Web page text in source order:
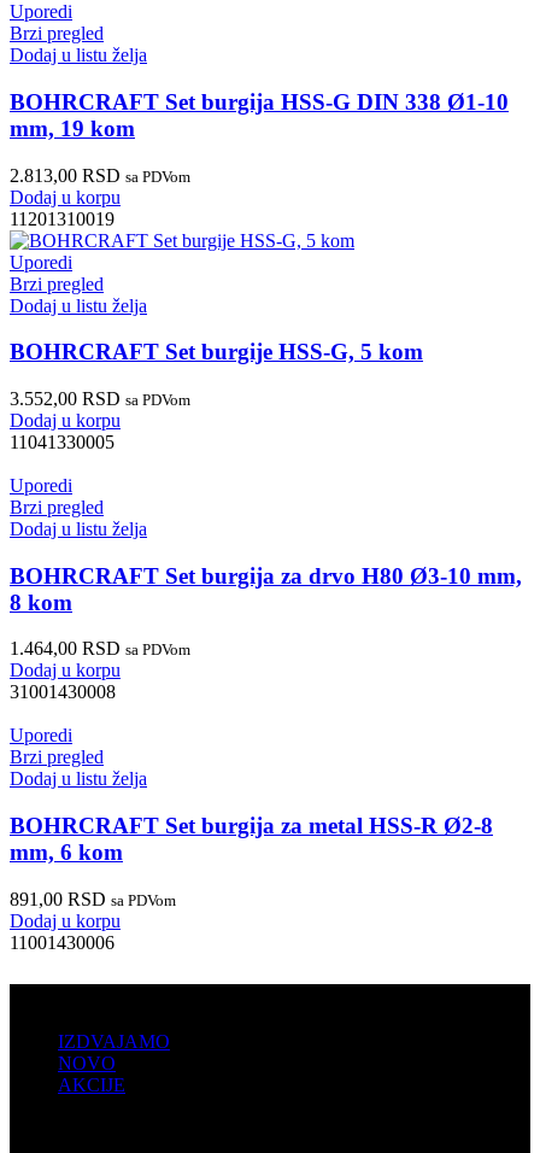
Uporedi
Brzi pregled
Dodaj u listu želja
BOHRCRAFT Set burgija HSS-G DIN 338 Ø1-10
mm, 19 kom
2.813,00 RSD sa PDVom
Dodaj u korpu
11201310019
Uporedi
Brzi pregled
Dodaj u listu želja
BOHRCRAFT Set burgije HSS-G, 5 kom
3.552,00 RSD sa PDVom
Dodaj u korpu
11041330005
Uporedi
Brzi pregled
Dodaj u listu želja
BOHRCRAFT Set burgija za drvo H80 Ø3-10 mm,
8 kom
1.464,00 RSD sa PDVom
Dodaj u korpu
31001430008
Uporedi
Brzi pregled
Dodaj u listu želja
BOHRCRAFT Set burgija za metal HSS-R Ø2-8
mm, 6 kom
891,00 RSD sa PDVom
Dodaj u korpu
11001430006
IZDVAJAMO
NOVO
AKCIJE